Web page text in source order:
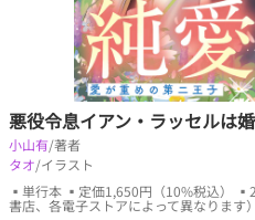
悪役令息イアン・ラッセルは
小山有/著者
タオ/イラスト
▪単行本 ▪定価1,650円（10%税込）
書店、各電子ストアによって異なります）